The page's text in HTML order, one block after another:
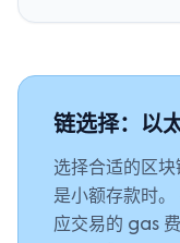
链选择：以
选择合适的区
是小额存款时
应交易的 gas